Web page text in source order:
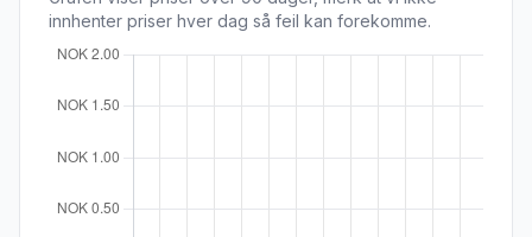
innhenter priser hver dag så feil kan forekomme.